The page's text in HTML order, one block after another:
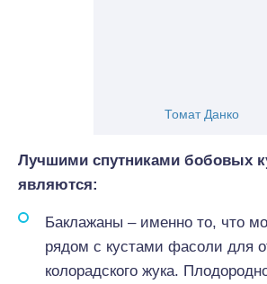
Томат Данко
Лучшими спутниками бобовых
являются:
Баклажаны – именно то, что
рядом с кустами фасоли для
колорадского жука.